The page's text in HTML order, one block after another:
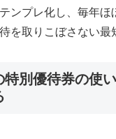
ンプレ化し、毎年ほ
を取りこぼさない最
特別優待券の使